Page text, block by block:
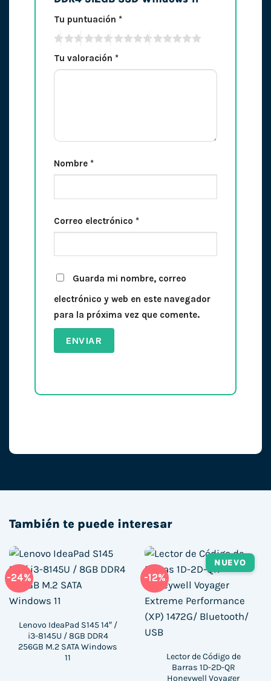
Tu puntuación *
Tu valoración *
Nombre *
Correo electrónico *
Guarda mi nombre, correo
electrónico y web en este navegador
para la próxima vez que comente.
También te puede interesar
-24%
Lenovo IdeaPad S145 14″ /
i3-8145U / 8GB DDR4
256GB M.2 SATA Windows
11
-12%
NUEVO
Lector de Código de
Barras 1D-2D-QR
Honeywell Voyager